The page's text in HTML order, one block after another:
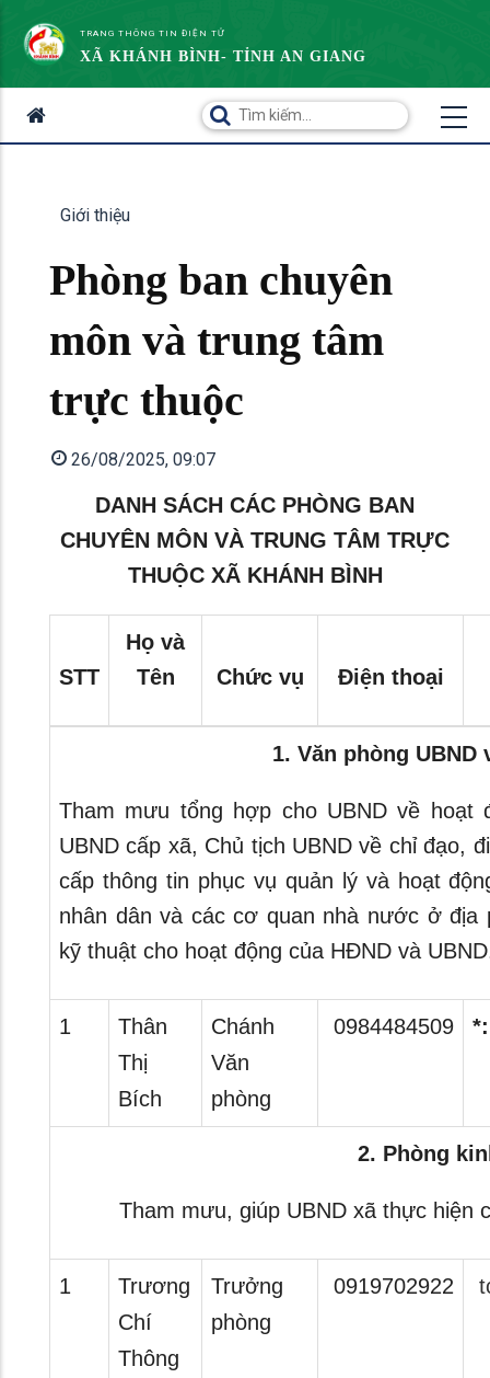
TRANG THÔNG TIN ĐIỆN TỬ
XÃ KHÁNH BÌNH- TỈNH AN GIANG
Giới thiệu
Phòng ban chuyên
môn và trung tâm
trực thuộc
26/08/2025, 09:07
DANH SÁCH CÁC PHÒNG BAN
CHUYÊN MÔN VÀ TRUNG TÂM TRỰC
THUỘC XÃ KHÁNH BÌNH
STT
Họ và
Tên
Chức vụ Điện thoại
1. Văn phòng UBND
Tham mưu tổng hợp cho UBND về hoạt
UBND cấp xã, Chủ tịch UBND về chỉ đạo,
cấp thông tin phục vụ quản lý và hoạt
nhân dân và các cơ quan nhà nước ở
kỹ thuật cho hoạt động của HĐND và
1
Thân
Thị
Bích
Chánh
Văn
phòng
0984484509
2. Phòng
Tham mưu, giúp UBND xã thực hiện
1
Trương
Chí
Thông
Trưởng
phòng
0919702922